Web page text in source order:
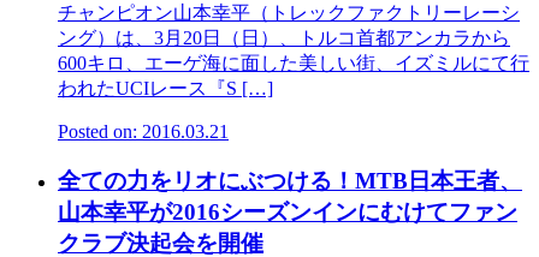
チャンピオン山本幸平（トレックファクトリーレーシ
ング）は、3月20日（日）、トルコ首都アンカラから
600キロ、エーゲ海に面した美しい街、イズミルにて行
われたUCIレース『S […]
Posted on: 2016.03.21
全ての力をリオにぶつける！MTB日本王者、
山本幸平が2016シーズンインにむけてファン
クラブ決起会を開催